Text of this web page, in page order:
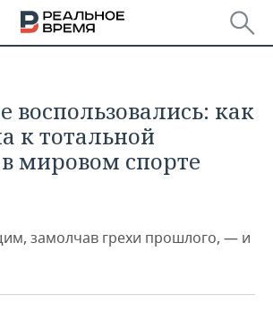
ДОХОДАХ
как
к тотальной
мировом спорте
замолчав грехи прошлого, — и